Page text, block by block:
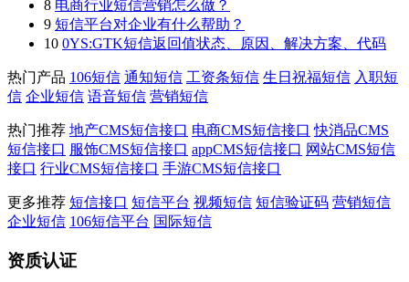
8 电商行业短信营销怎么做？
9 短信平台对企业有什么帮助？
10 0YS:GTK短信返回值状态、原因、解决方案、代码
热门产品 106短信 通知短信 工资条短信 生日祝福短信 入职短
信 企业短信 语音短信 营销短信
热门推荐 地产CMS短信接口 电商CMS短信接口 快消品CMS
短信接口 服饰CMS短信接口 appCMS短信接口 网站CMS短信
接口 行业CMS短信接口 手游CMS短信接口
更多推荐 短信接口 短信平台 视频短信 短信验证码 营销短信
企业短信 106短信平台 国际短信
资质认证